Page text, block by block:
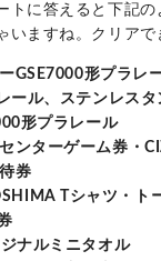
トに答えると下記
いますね。クリアで
GSE7000形プラレ
ル、ステンレスタ
形プラレール
ンターゲーム券・
券
Tシャツ・ト
ナルミニタオル